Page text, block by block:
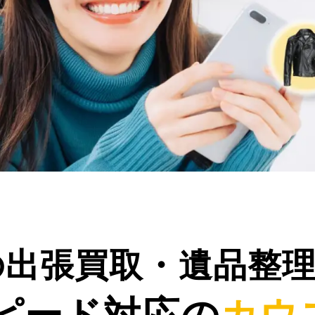
張買取・遺品整